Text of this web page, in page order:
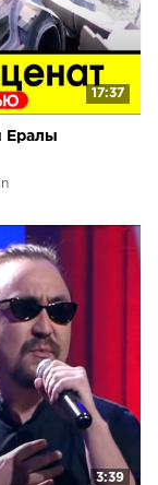
17:37
Ералы
3:39